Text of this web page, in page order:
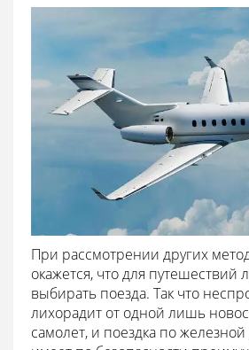
При рассмотрении других
окажется, что для путешествий
выбирать поезда. Так что
лихорадит от одной лишь
самолет, и поездка по